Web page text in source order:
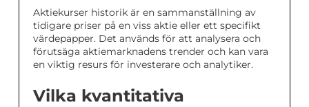
Aktiekurser historik är en sammanställning av
tidigare priser på en viss aktie eller ett specifikt
värdepapper. Det används för att analysera och
förutsäga aktiemarknadens trender och kan vara
en viktig resurs för investerare och analytiker.
Vilka kvantitativa